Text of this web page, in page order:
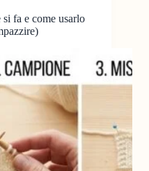
si fa e come usarlo